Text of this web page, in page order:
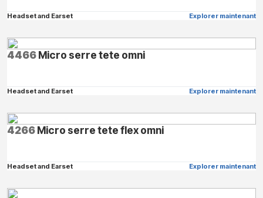
Headset and Earset Explorer maintenant
4466Micro serre tete omni
Headset and Earset Explorer maintenant
4266Micro serre tete flex omni
Headset and Earset Explorer maintenant